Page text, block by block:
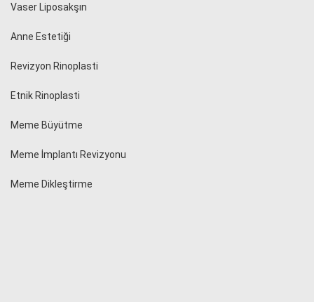
Vaser Liposakşın
Anne Estetiği
Revizyon Rinoplasti
Etnik Rinoplasti
Meme Büyütme
Meme İmplantı Revizyonu
Meme Dikleştirme